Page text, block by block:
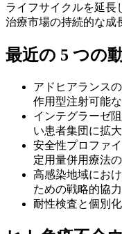
ライフサイクルを延長
治療市場の持続的な成
最近の 5 つの
アドヒアランス
作用型注射可能
インテグラーゼ
い患者集団に拡大
安全性プロファ
定用量併用療法
高感染地域にお
ための戦略的協力
耐性検査と個別